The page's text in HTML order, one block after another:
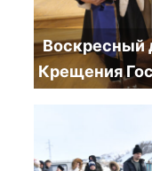
Воскресный
Крещения